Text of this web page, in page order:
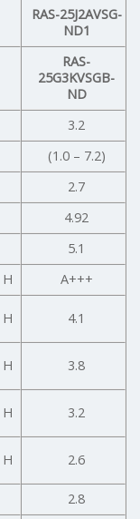
RAS-25J2AVSG-
ND1
RAS-
25G3KVSGB-
ND
3.2
(1.0 – 7.2)
2.7
4.92
5.1
H
A+++
H 4.1
H 3.8
H 3.2
H 2.6
2.8